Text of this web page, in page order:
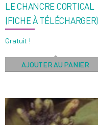
LE CHANCRE CORTICAL
(FICHE À TÉLÉCHARGER)
Gratuit !
AJOUTER AU PANIER